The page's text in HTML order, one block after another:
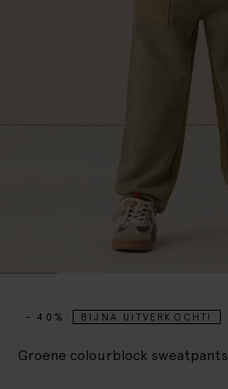
- 40% BIJNA UITVERKOCHT!
Groene colourblock sweatpants